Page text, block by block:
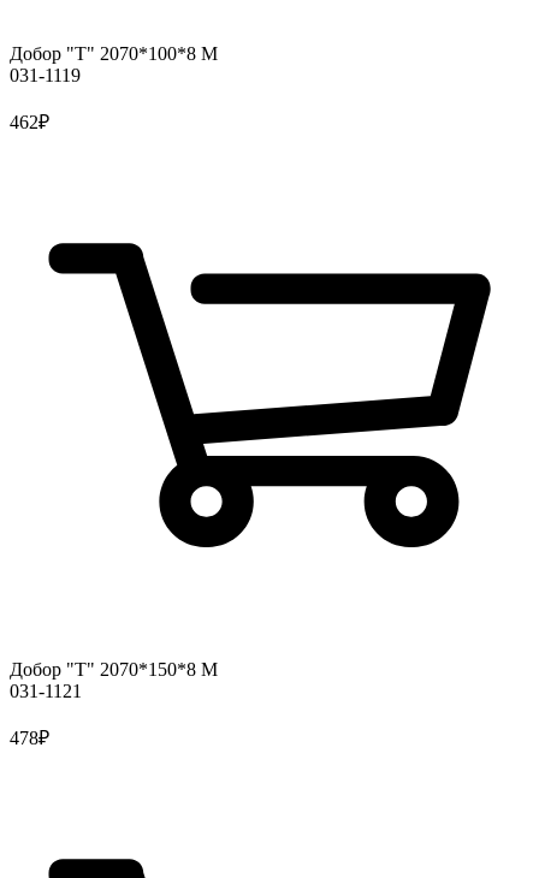
Добор "Т" 2070*100*8 М
031-1119
462₽
Добор "Т" 2070*150*8 М
031-1121
478₽